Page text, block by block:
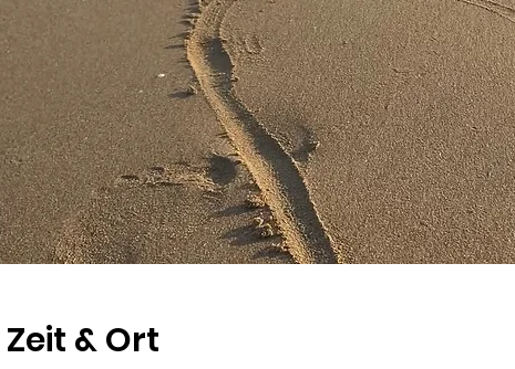
Zeit & Ort